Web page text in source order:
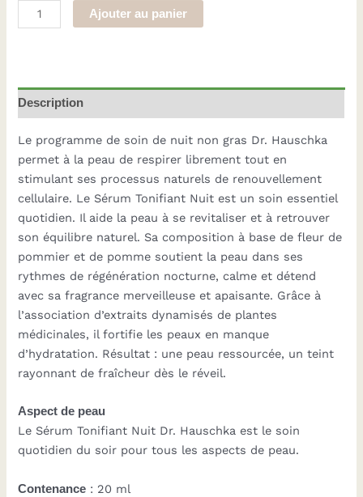
quantité
de
nuit
Dr. Hauschka
Ajouter au panier
Description
Le programme de soin de nuit non gras Dr. Hauschka
permet à la peau de respirer librement tout en
stimulant ses processus naturels de renouvellement
cellulaire. Le Sérum Tonifiant Nuit est un soin essentiel
quotidien. Il aide la peau à se revitaliser et à retrouver
son équilibre naturel. Sa composition à base de fleur de
pommier et de pomme soutient la peau dans ses
rythmes de régénération nocturne, calme et détend
avec sa fragrance merveilleuse et apaisante. Grâce à
l’association d’extraits dynamisés de plantes
médicinales, il fortifie les peaux en manque
d’hydratation. Résultat : une peau ressourcée, un teint
rayonnant de fraîcheur dès le réveil.
Aspect de peau
Le Sérum Tonifiant Nuit Dr. Hauschka est le soin
quotidien du soir pour tous les aspects de peau.
Contenance : 20 ml